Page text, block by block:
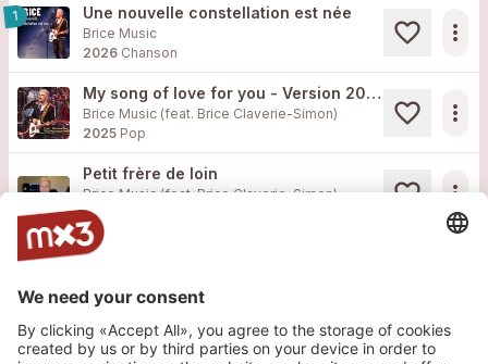
1 Une nouvelle constellation est née
Brice Music
2026 Chanson
more_horiz
My song of love for you - Version 2025
Brice Music (feat. Brice Claverie-Simon)
2025 Pop
more_horiz
Petit frère de loin
Brice Music (feat. Brice Claverie-Simon)
2024
more_horiz
1 Pas à pas
2024Pop
1 Ne laisse personne briser tes rêves
Brice Music (feat. Brice Claverie-Simon)